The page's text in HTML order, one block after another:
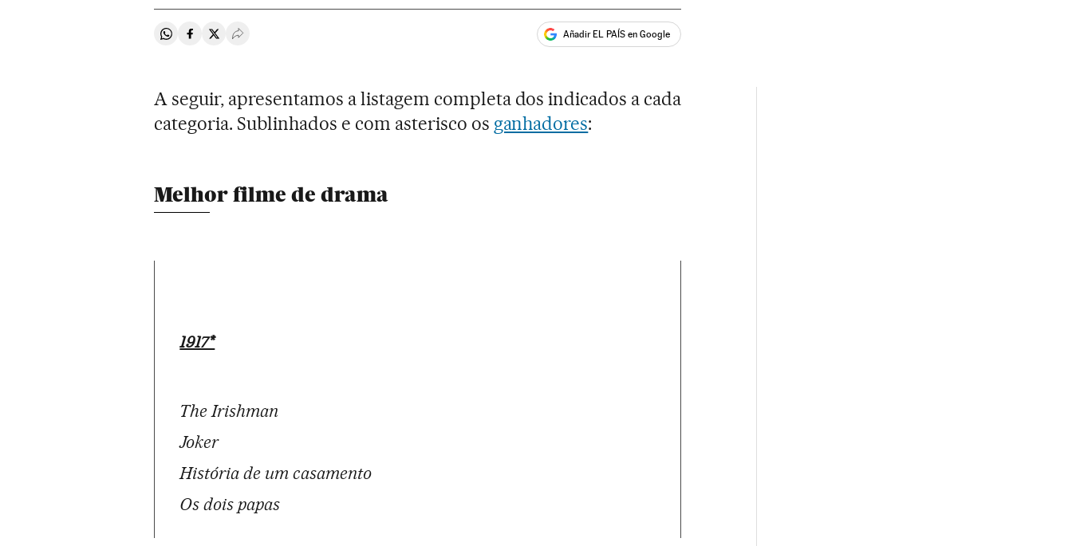
Compartir en Whatsapp
Compartir en Facebook
Compartir en Twitter
Desplegar Redes Sociales Añadir EL PAÍS en Google
A seguir, apresentamos a listagem completa dos indicados a cada
categoria. Sublinhados e com asterisco os ganhadores:
Melhor filme de drama
1917*
The Irishman
Joker
História de um casamento
Os dois papas